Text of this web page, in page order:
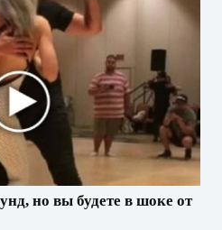
но вы будете в шоке от